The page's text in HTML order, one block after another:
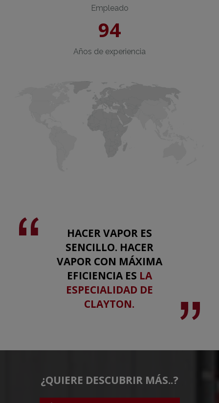
Empleado
94
Años de experiencia
HACER VAPOR ES
SENCILLO. HACER
VAPOR CON MÁXIMA
EFICIENCIA ES LA
ESPECIALIDAD DE
CLAYTON.
¿QUIERE DESCUBRIR MÁS..?